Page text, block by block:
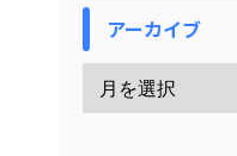
アーカイブ